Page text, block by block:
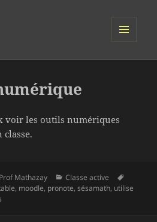
voir les outils numériques
Auteur
Prof Mathazay Catégories
Classe active
clés
, moodle, pronote,sésamath, utilise